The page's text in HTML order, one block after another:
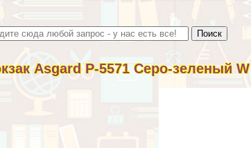
Asgard Р-5571 Серо-зеленый W